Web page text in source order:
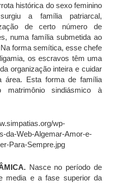
histórica do sexo feminino
a família patriarcal,
de certo número de
numa família submetida ao
forma semítica, esse chefe
os escravos têm uma
organização inteira e cuidar
área. Esta forma de família
sindiásmico à
wp-
da-Web-Algemar-Amor-e-
Para-Sempre.jpg
Nasce no período de
media e a fase superior da